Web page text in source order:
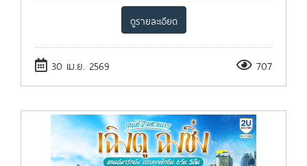
ดูรายละเอียด
30 เม.ย. 2569 707